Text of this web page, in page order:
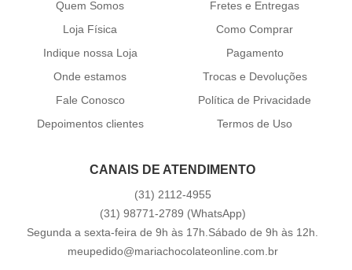
Quem Somos
Loja Física
Indique nossa Loja
Onde estamos
Fale Conosco
Depoimentos clientes
Fretes e Entregas
Como Comprar
Pagamento
Trocas e Devoluções
Política de Privacidade
Termos de Uso
CANAIS DE ATENDIMENTO
(31) 2112-4955
(31) 98771-2789 (WhatsApp)
Segunda a sexta-feira de 9h às 17h.Sábado de 9h às 12h.
meupedido@mariachocolateonline.com.br